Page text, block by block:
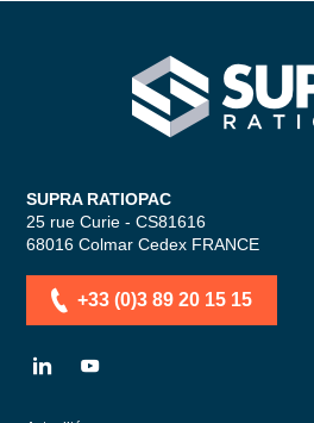
SUPRA RATIOPAC
25 rue Curie - CS81616
68016 Colmar Cedex FRANCE
+33 (0)3 89 20 15 15
LN YT